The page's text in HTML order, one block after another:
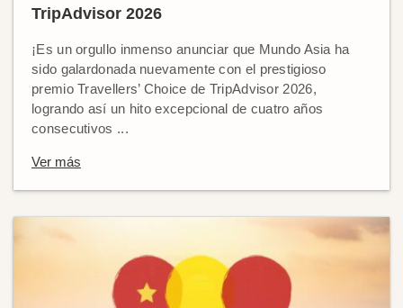
TripAdvisor 2026
¡Es un orgullo inmenso anunciar que Mundo Asia ha
sido galardonada nuevamente con el prestigioso
premio Travellers’ Choice de TripAdvisor 2026,
logrando así un hito excepcional de cuatro años
consecutivos ...
Ver más